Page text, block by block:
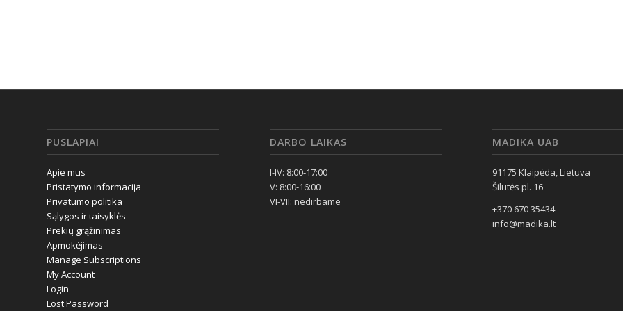
PUSLAPIAI
Apie mus
Pristatymo informacija
Privatumo politika
Sąlygos ir taisyklės
Prekių grąžinimas
Apmokėjimas
Manage Subscriptions
My Account
Login
Lost Password
DARBO LAIKAS
I-IV: 8:00-17:00
V: 8:00-16:00
VI-VII: nedirbame
MADIKA UAB
91175 Klaipėda, Lietuva
Šilutės pl. 16
+370 670 35434
info@madika.lt